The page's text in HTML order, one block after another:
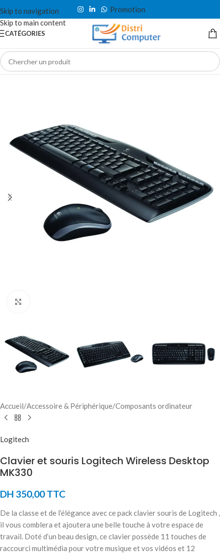
Skip to navigation
Skip to main content
Promotion
CATÉGORIES
Accueil/Accessoire & Périphérique/Composants ordinateur
Logitech
Clavier et souris Logitech Wireless Desktop
MK330
DH 350,00TTC
De la classe et de l’élégance avec ce pack clavier souris de Logitech ,
il vous comblera et ajoutera une belle touche à votre espace de
travail. Doté d’un beau design, ce clavier possède 11 touches de
raccourci multimédia pour votre musique et vos vidéos et 12